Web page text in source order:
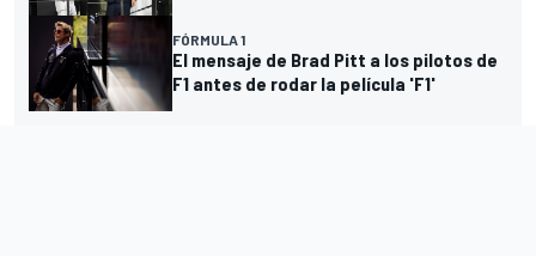
FÓRMULA 1
El mensaje de Brad Pitt a los pilotos de
F1 antes de rodar la película 'F1'